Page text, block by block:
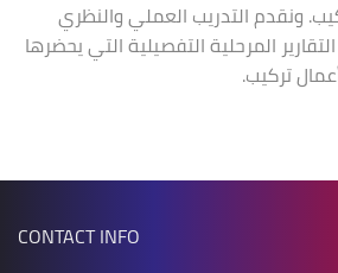
ونقدم التدريب العملي والنظري
المرحلية التفصيلية التي يحضرها
تركيب.
CONTACT INFO